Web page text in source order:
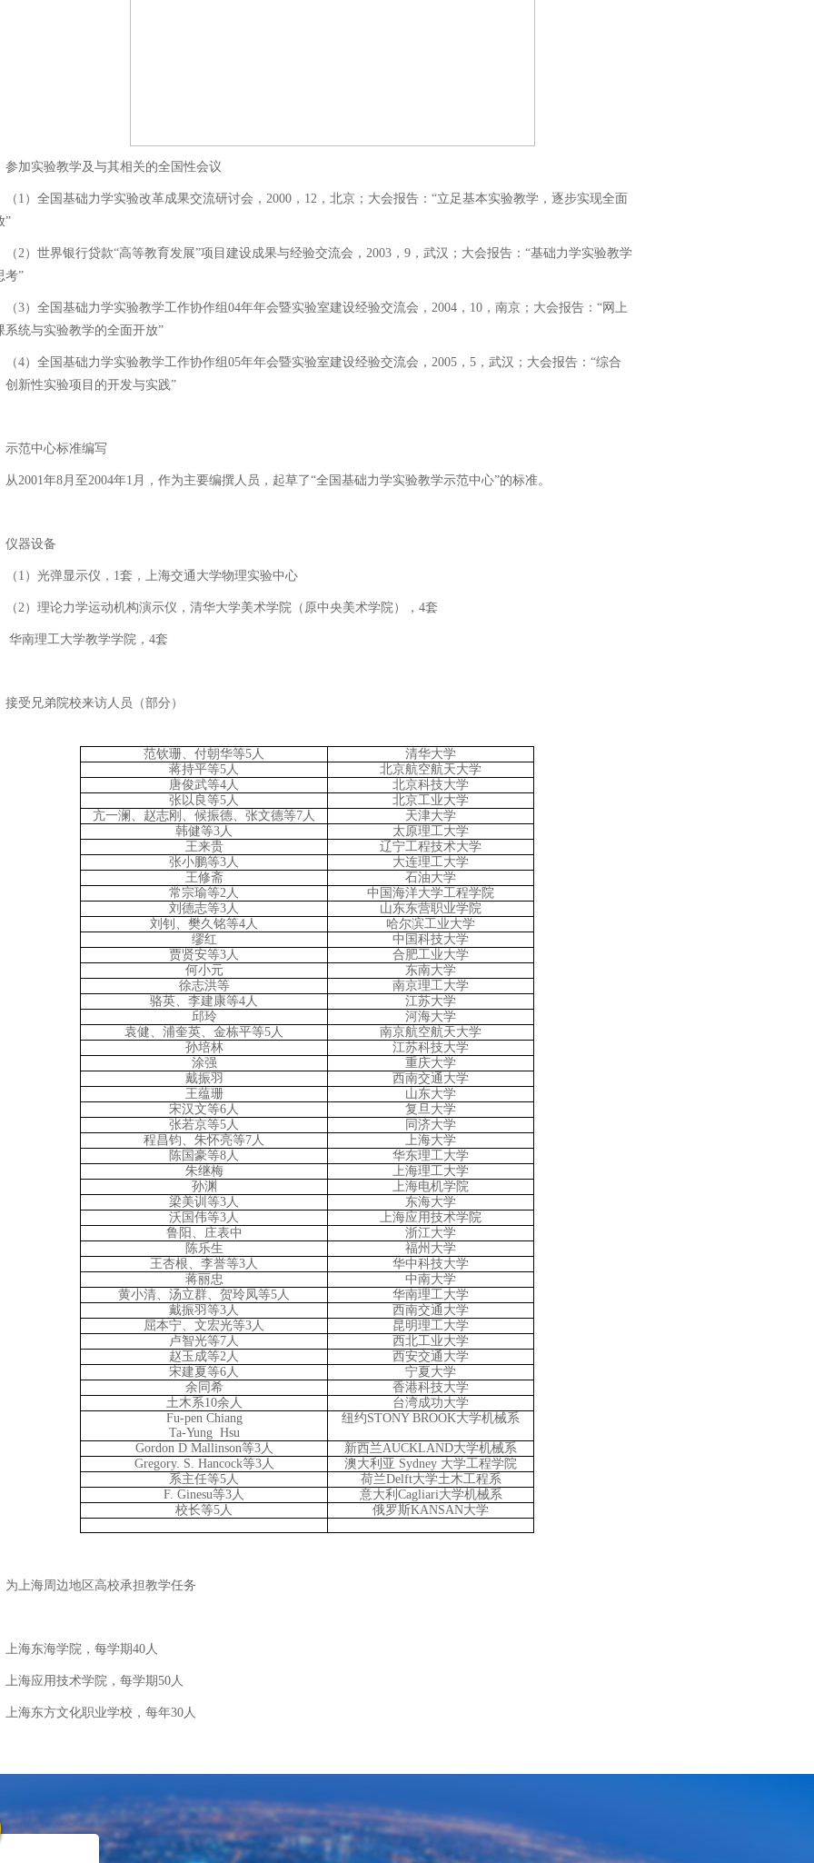
参加实验教学及与其相关的全国性会议
（1）全国基础力学实验改革成果交流研讨会，2000，12，北京；大会报告：“立足基本实验教学，逐步实现全面
”
（2）世界银行贷款“高等教育发展”项目建设成果与经验交流会，2003，9，武汉；大会报告：“基础力学实验教学
考”
（3）全国基础力学实验教学工作协作组04年年会暨实验室建设经验交流会，2004，10，南京；大会报告：“网上
系统与实验教学的全面开放”
（4）全国基础力学实验教学工作协作组05年年会暨实验室建设经验交流会，2005，5，武汉；大会报告：“综合
创新性实验项目的开发与实践”
示范中心标准编写
从2001年8月至2004年1月，作为主要编撰人员，起草了“全国基础力学实验教学示范中心”的标准。
仪器设备
（1）光弹显示仪，1套，上海交通大学物理实验中心
（2）理论力学运动机构演示仪，清华大学美术学院（原中央美术学院），4套
华南理工大学教学学院，4套
接受兄弟院校来访人员（部分）
范钦珊、付朝华等5人
清华大学
蒋持平等5人
北京航空航天大学
唐俊武等4人
北京科技大学
张以良等5人
北京工业大学
亢一澜、赵志刚、候振德、张文德等7人
天津大学
韩健等3人
太原理工大学
王来贵
辽宁工程技术大学
张小鹏等3人
大连理工大学
王修斋
石油大学
常宗瑜等2人
中国海洋大学工程学院
刘德志等3人
山东东营职业学院
刘钊、樊久铭等4人
哈尔滨工业大学
缪红
中国科技大学
贾贤安等3人
合肥工业大学
何小元
东南大学
徐志洪等
南京理工大学
骆英、李建康等4人
江苏大学
邱玲
河海大学
袁健、浦奎英、金栋平等5人
南京航空航天大学
孙培林
江苏科技大学
涂强
重庆大学
戴振羽
西南交通大学
王蕴珊
山东大学
宋汉文等6人
复旦大学
张若京等5人
同济大学
程昌钧、朱怀亮等7人
上海大学
陈国豪等8人
华东理工大学
朱继梅
上海理工大学
孙渊
上海电机学院
梁美训等3人
东海大学
沃国伟等3人
上海应用技术学院
鲁阳、庄表中
浙江大学
陈乐生
福州大学
王杏根、李誉等3人
华中科技大学
蒋丽忠
中南大学
黄小清、汤立群、贺玲凤等5人
华南理工大学
戴振羽等3人
西南交通大学
屈本宁、文宏光等3人
昆明理工大学
卢智光等7人
西北工业大学
赵玉成等2人
西安交通大学
宋建夏等6人
宁夏大学
余同希
香港科技大学
土木系10余人
台湾成功大学
Fu-pen Chiang
Ta-Yung Hsu
纽约STONY BROOK大学机械系
Gordon D Mallinson等3人
新西兰AUCKLAND大学机械系
Gregory. S. Hancock等3人
澳大利亚 Sydney 大学工程学院
系主任等5人
荷兰Delft大学土木工程系
F. Ginesu等3人
意大利Cagliari大学机械系
校长等5人
俄罗斯KANSAN大学
为上海周边地区高校承担教学任务
上海东海学院，每学期40人
上海应用技术学院，每学期50人
上海东方文化职业学校，每年30人